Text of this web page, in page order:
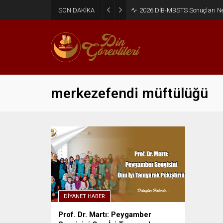
SON DAKİKA 2026 DİB-MBSTS Sonuçları
merkezefendi müftülüğü
DIYANET HABER
Prof. Dr. Martı: Peygamber